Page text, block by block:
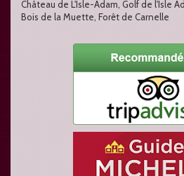
Château de L'Isle-Adam, Golf de l'Isle
Bois de la Muette, Forêt de Carnelle